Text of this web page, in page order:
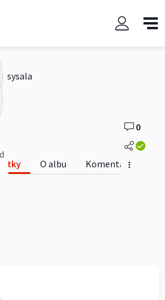
8cup od Zuzky
sysala
Fotky O albu Komentáře
0